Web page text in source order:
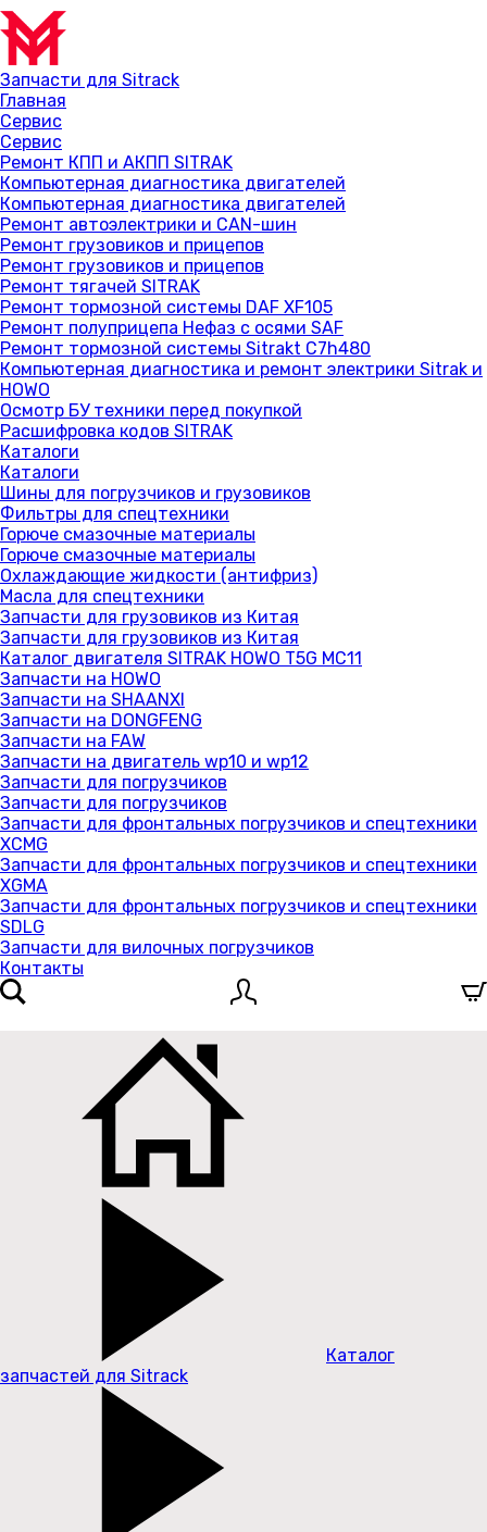
Запчасти для Sitrack
Главная
Сервис
Сервис
Ремонт КПП и АКПП SITRAK
Компьютерная диагностика двигателей
Компьютерная диагностика двигателей
Ремонт автоэлектрики и CAN-шин
Ремонт грузовиков и прицепов
Ремонт грузовиков и прицепов
Ремонт тягачей SITRAK
Ремонт тормозной системы DAF XF105
Ремонт полуприцепа Нефаз с осями SAF
Ремонт тормозной системы Sitrakt C7h480
Компьютерная диагностика и ремонт электрики Sitrak и
HOWO
Осмотр БУ техники перед покупкой
Расшифровка кодов SITRAK
Каталоги
Каталоги
Шины для погрузчиков и грузовиков
Фильтры для спецтехники
Горюче смазочные материалы
Горюче смазочные материалы
Охлаждающие жидкости (антифриз)
Масла для спецтехники
Запчасти для грузовиков из Китая
Запчасти для грузовиков из Китая
Каталог двигателя SITRAK HOWO T5G MC11
Запчасти на HOWO
Запчасти на SHAANXI
Запчасти на DONGFENG
Запчасти на FAW
Запчасти на двигатель wp10 и wp12
Запчасти для погрузчиков
Запчасти для погрузчиков
Запчасти для фронтальных погрузчиков и спецтехники
XCMG
Запчасти для фронтальных погрузчиков и спецтехники
XGMA
Запчасти для фронтальных погрузчиков и спецтехники
SDLG
Запчасти для вилочных погрузчиков
Контакты
Каталог
запчастей для Sitrack